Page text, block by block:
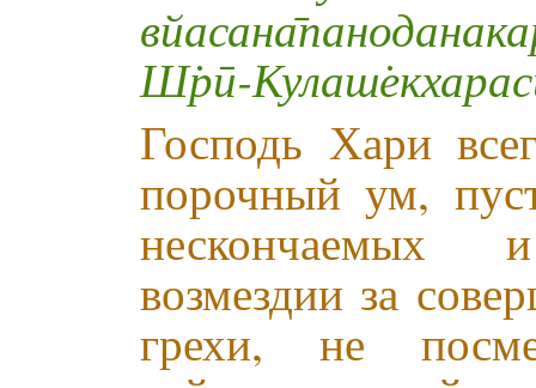
Ш̇рӣ-
Господь Хари
порочный ум,
нескончаемых
возмездии за
грехи, не